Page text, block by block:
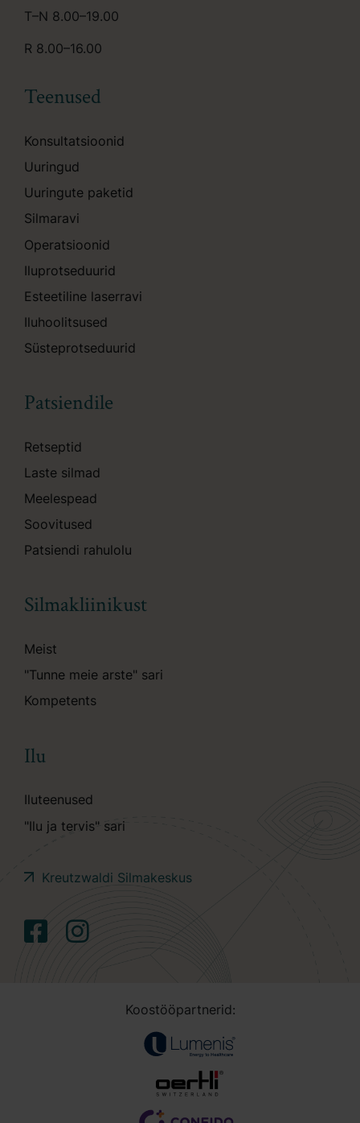
T–N 8.00–19.00
R 8.00–16.00
Teenused
Konsultatsioonid
Uuringud
Uuringute paketid
Silmaravi
Operatsioonid
Iluprotseduurid
Esteetiline laserravi
Iluhoolitsused
Süsteprotseduurid
Patsiendile
Retseptid
Laste silmad
Meelespead
Soovitused
Patsiendi rahulolu
Silmakliinikust
Meist
"Tunne meie arste" sari
Kompetents
Ilu
Iluteenused
"Ilu ja tervis" sari
Kreutzwaldi Silmakeskus
Koostööpartnerid: